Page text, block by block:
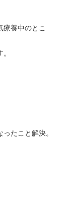
療養中のとこ
たこと解決。